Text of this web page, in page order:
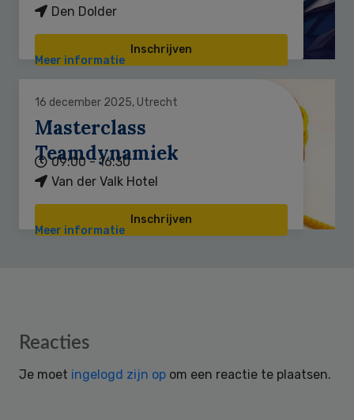
Den Dolder
Inschrijven
Meer informatie
16 december 2025, Utrecht
Masterclass
Teamdynamiek
09:00 - 16:30
Van der Valk Hotel
Inschrijven
Meer informatie
Reader
Reacties
Je moet ingelogd zijn op om een reactie te plaatsen.